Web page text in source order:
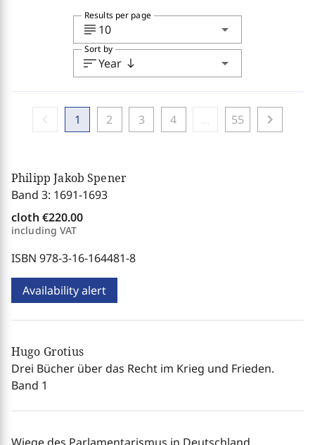
subject 10 arrow_drop_down
Results per page
sortYear south arrow_drop_down
Sort by
1 2 3 4 55 chevron_right
Philipp Jakob Spener
Band 3: 1691-1693
cloth €220.00
including VAT
ISBN 978-3-16-164481-8
Availability alert
Hugo Grotius
Drei Bücher über das Recht im Krieg und Frieden.
Band 1
Wiege des Parlamentarismus in Deutschland